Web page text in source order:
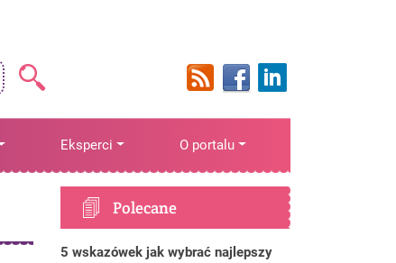
Eksperci O portalu
Polecane
5 wskazówek jak wybrać najlepszy